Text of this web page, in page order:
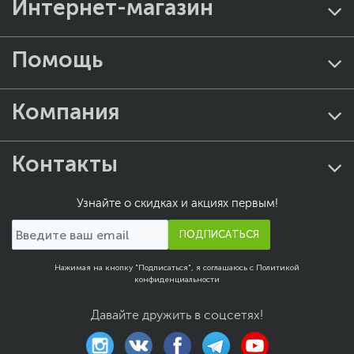
Интернет-магазин
Помощь
Компания
Контакты
Узнайте о скидках и акциях первым!
ПОДПИСАТЬСЯ
Нажимая на кнопку "Подписаться", я соглашаюсь с Политикой
конфиденциальности
Давайте дружить в соцсетях!